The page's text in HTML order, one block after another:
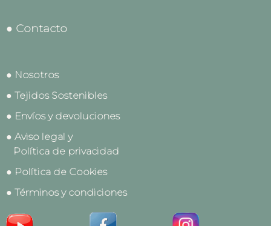
● Contacto
● Nosotros
● Tejidos Sostenibles
● Envíos y devoluciones
● Aviso legal y
Política de privacidad
● Política de Cookies
● Términos y condiciones